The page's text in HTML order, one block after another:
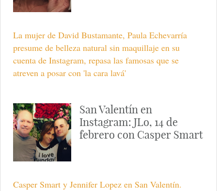
La mujer de David Bustamante, Paula Echevarría
presume de belleza natural sin maquillaje en su
cuenta de Instagram, repasa las famosas que se
atreven a posar con 'la cara lavá'
San Valentín en
Instagram: JLo, 14 de
febrero con Casper Smart
Casper Smart y Jennifer Lopez en San Valentín.